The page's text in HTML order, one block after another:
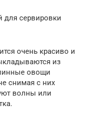
для сервировки
очень красиво и
из
овощи
снимая с них
волны или